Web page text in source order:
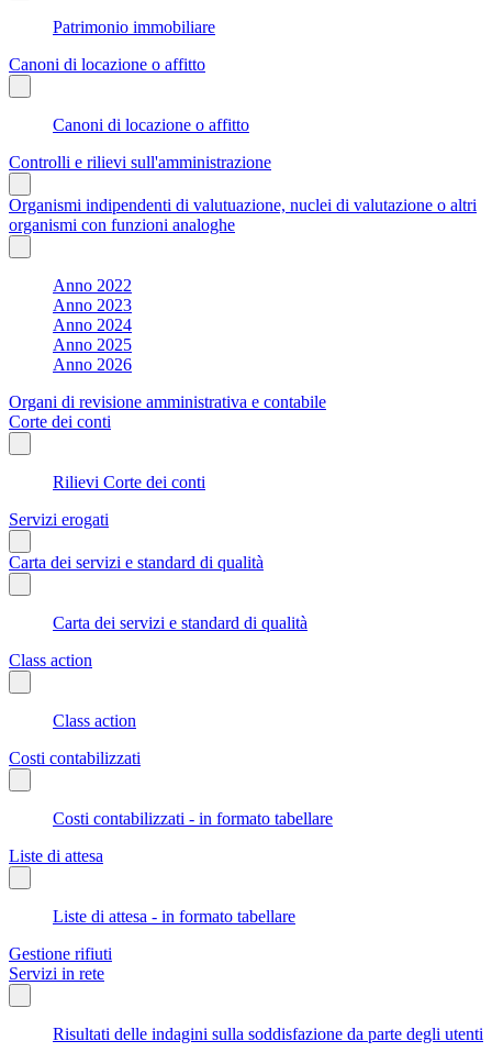
Patrimonio immobiliare
Canoni di locazione o affitto
Canoni di locazione o affitto
Controlli e rilievi sull'amministrazione
Organismi indipendenti di valutuazione, nuclei di valutazione o altri
organismi con funzioni analoghe
Anno 2022
Anno 2023
Anno 2024
Anno 2025
Anno 2026
Organi di revisione amministrativa e contabile
Corte dei conti
Rilievi Corte dei conti
Servizi erogati
Carta dei servizi e standard di qualità
Carta dei servizi e standard di qualità
Class action
Class action
Costi contabilizzati
Costi contabilizzati - in formato tabellare
Liste di attesa
Liste di attesa - in formato tabellare
Gestione rifiuti
Servizi in rete
Risultati delle indagini sulla soddisfazione da parte degli utenti